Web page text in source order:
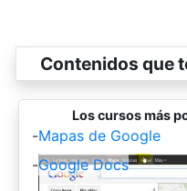
Contenidos que
Los cursos más
-Mapas de Google
-Google Docs